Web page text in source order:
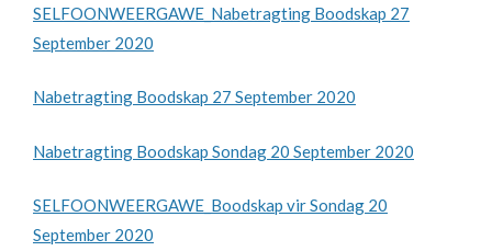
SELFOONWEERGAWE_Nabetragting Boodskap 27
September 2020
Nabetragting Boodskap 27 September 2020
Nabetragting Boodskap Sondag 20 September 2020
SELFOONWEERGAWE_Boodskap vir Sondag 20
September 2020